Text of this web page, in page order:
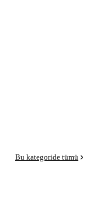
Bu kategoride tümü